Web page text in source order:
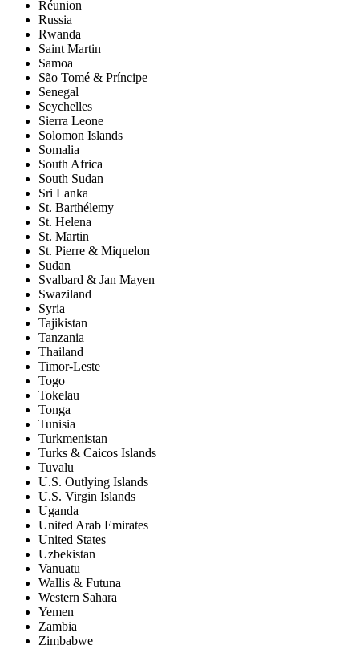
Réunion
Russia
Rwanda
Saint Martin
Samoa
São Tomé & Príncipe
Senegal
Seychelles
Sierra Leone
Solomon Islands
Somalia
South Africa
South Sudan
Sri Lanka
St. Barthélemy
St. Helena
St. Martin
St. Pierre & Miquelon
Sudan
Svalbard & Jan Mayen
Swaziland
Syria
Tajikistan
Tanzania
Thailand
Timor-Leste
Togo
Tokelau
Tonga
Tunisia
Turkmenistan
Turks & Caicos Islands
Tuvalu
U.S. Outlying Islands
U.S. Virgin Islands
Uganda
United Arab Emirates
United States
Uzbekistan
Vanuatu
Wallis & Futuna
Western Sahara
Yemen
Zambia
Zimbabwe